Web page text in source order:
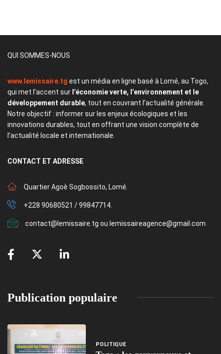
QUI SOMMES-NOUS
www.lemissaire.tg est un média en ligne basé à Lomé, au Togo,
qui met l’accent sur l’économie verte, l’environnement et le
développement durable, tout en couvrant l’actualité générale.
Notre objectif : informer sur les enjeux écologiques et les
innovations durables, tout en offrant une vision complète de
l’actualité locale et internationale.
CONTACT ET ADRESSE
Quartier Agoè Sogbossito, Lomé.
+228 90680521 / 99847714.
contact@lemissaire.tg ou lemissaireagence@gmail.com
Publication populaire
POLITIQUE